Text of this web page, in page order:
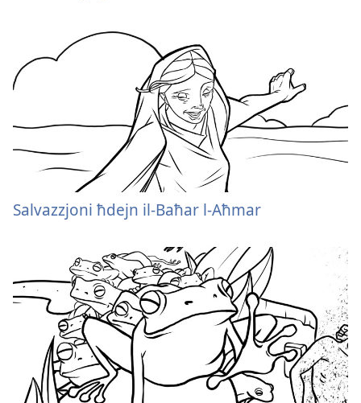
Salvazzjoni ħdejn il-Baħar l-Aħmar